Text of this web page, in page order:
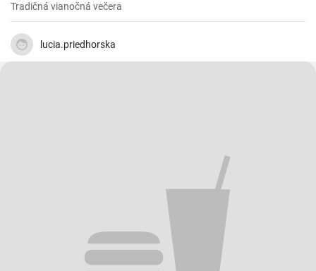
Tradičná vianočná večera
lucia.priedhorska